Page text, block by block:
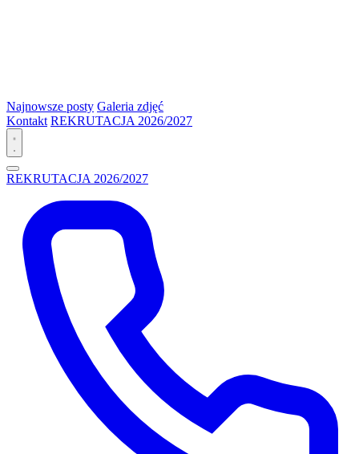
Najnowsze posty Galeria zdjęć
Kontakt REKRUTACJA 2026/2027
REKRUTACJA 2026/2027